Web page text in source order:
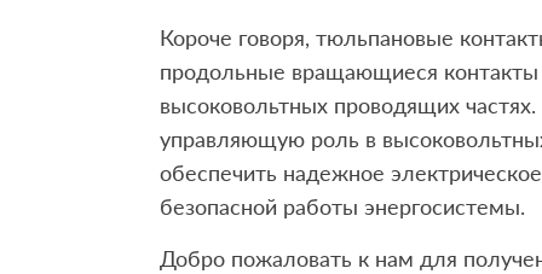
Короче говоря, тюльпановые
продольные вращающиеся
высоковольтных проводящих
управляющую роль в
обеспечить надежное
безопасной работы энергосистемы.
Добро пожаловать к нам для